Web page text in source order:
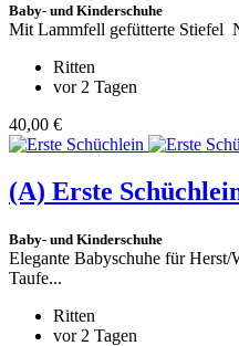
Baby- und Kinderschuhe
Mit Lammfell gefütterte Stiefel
Ritten
vor 2 Tagen
40,00 €
(A) Erste
Baby- und Kinderschuhe
Elegante Babyschuhe für
Taufe...
Ritten
vor 2 Tagen